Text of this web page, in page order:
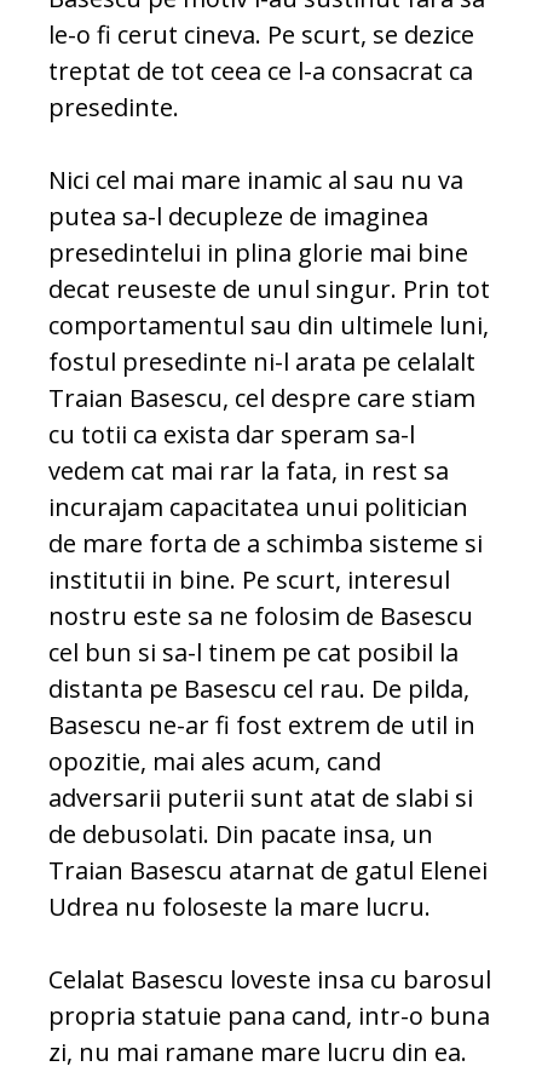
le-o fi cerut cineva. Pe scurt, se dezice
treptat de tot ceea ce l-a consacrat ca
presedinte.
Nici cel mai mare inamic al sau nu va
putea sa-l decupleze de imaginea
presedintelui in plina glorie mai bine
decat reuseste de unul singur. Prin tot
comportamentul sau din ultimele luni,
fostul presedinte ni-l arata pe celalalt
Traian Basescu, cel despre care stiam
cu totii ca exista dar speram sa-l
vedem cat mai rar la fata, in rest sa
incurajam capacitatea unui politician
de mare forta de a schimba sisteme si
institutii in bine. Pe scurt, interesul
nostru este sa ne folosim de Basescu
cel bun si sa-l tinem pe cat posibil la
distanta pe Basescu cel rau. De pilda,
Basescu ne-ar fi fost extrem de util in
opozitie, mai ales acum, cand
adversarii puterii sunt atat de slabi si
de debusolati. Din pacate insa, un
Traian Basescu atarnat de gatul Elenei
Udrea nu foloseste la mare lucru.
Celalat Basescu loveste insa cu barosul
propria statuie pana cand, intr-o buna
zi, nu mai ramane mare lucru din ea.